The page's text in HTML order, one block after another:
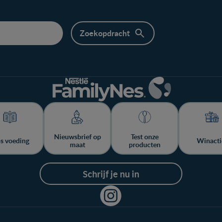
voeding
Nieuwsbrief op
maat
Test onze
producten
Schrijf je nu in